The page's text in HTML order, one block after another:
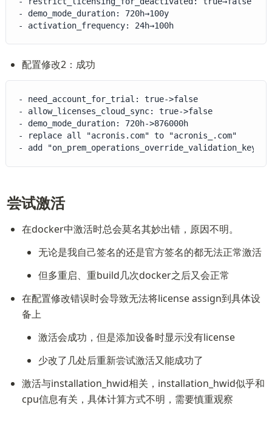
- demo_mode_duration: 720h→100y
- activation_frequency: 24h→100h
配置修改2：成功
- need_account_for_trial: true->false
- allow_licenses_cloud_sync: true->false
- demo_mode_duration: 720h->876000h
- replace all "acronis.com" to "acronis_.com"
- add "on_prem_operations_override_validation_key"
尝试激活
在docker中激活时总会莫名其妙出错，原因不明。
无论是我自己签名的还是官方签名的都无法正常激活
但多重启、重build几次docker之后又会正常
在配置修改错误时会导致无法将license assign到具体设
备上
激活会成功，但是添加设备时显示没有license
少改了几处后重新尝试激活又能成功了
激活与installation_hwid相关，installation_hwid似乎和
cpu信息有关，具体计算方式不明，需要慎重观察